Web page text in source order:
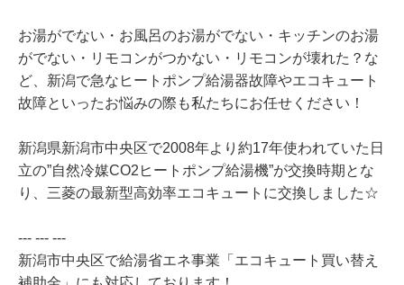
お湯がでない・お風呂のお湯がでない・キッチンのお湯
がでない・リモコンがつかない・リモコンが壊れた？な
ど、新潟で急なヒートポンプ給湯器故障やエコキュート
故障といったお悩みの際も私たちにお任せください！
新潟県新潟市中央区で2008年より約17年使われていた日
立の”自然冷媒CO2ヒートポンプ給湯機”が交換時期とな
り、三菱の最新型高効率エコキュートに交換しました☆
--- --- ---
新潟市中央区で給湯省エネ事業「エコキュート買い替え